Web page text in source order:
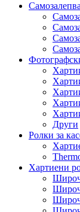
Други
Ролки за
Хартиени